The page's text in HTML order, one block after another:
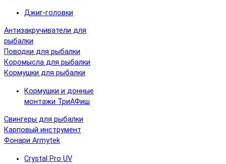
Джиг-головки
Антизакручиватели для
рыбалки
Поводки для рыбалки
Коромысла для рыбалки
Кормушки для рыбалки
Кормушки и донные
монтажи ТриАФиш
Свингеры для рыбалки
Карповый инструмент
Фонари Armytek
Crystal Pro UV